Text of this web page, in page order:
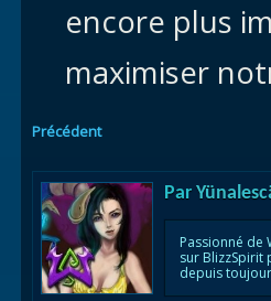
encore plus
maximiser
Précédent
Par
Passionné de
sur BlizzSpirit
depuis